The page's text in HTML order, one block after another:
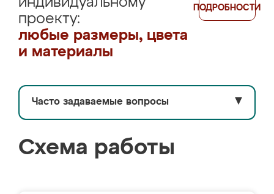
проекту:
любые размеры, цвета
и материалы
ПОДРОБНОСТИ
Часто задаваемые вопросы ▼
Схема работы